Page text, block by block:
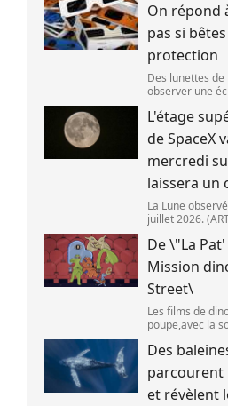
On répond
pas si
protection
Des lunettes
observer une
(JAIME REINA )
L'étage
de SpaceX
mercredi
laissera un
La Lune
juillet 2026.
SpaceX doit
sur la
De \"La
Mission
Street\
Les films de
poupe,avec la
d\'Oak Street\".
Des
parcourent
et révèlent